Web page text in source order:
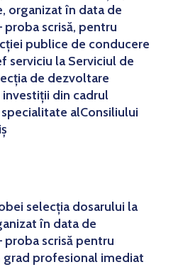
organizat în data de
scrisă, pentru
publice de conducere
serviciu la Serviciul de
de dezvoltare
investiții din cadrul
alConsiliului
selecția dosarului la
în data de
scrisă pentru
profesional imediat